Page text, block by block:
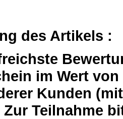
des Artikels :
im Wert
Kunden
Teilnahme